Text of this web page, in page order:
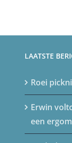
LAATSTE
Roei
Erwin
een